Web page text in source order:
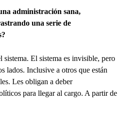
administración sana,
una serie de
El sistema es invisible, pero
lados. Inclusive a otros que están
Les obligan a deber
para llegar al cargo. A partir de